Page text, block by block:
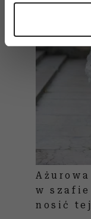
dane są
sekcji szczegółów
zmienić lub
Wykorzystujemy
i reklam, aby
analizować ruch
korzystasz z
Partnerzy mogą
otrzymanymi od
korzystania z ich
w
nosić